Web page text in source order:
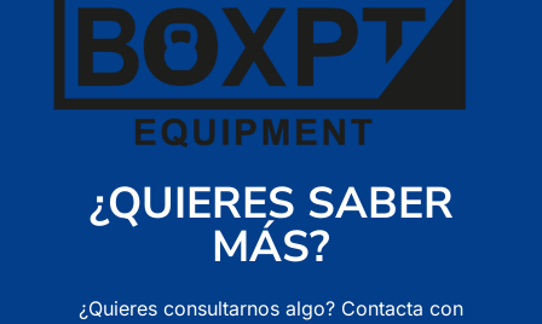
¿QUIERES SABER
MÁS?
¿Quieres consultarnos algo? Contacta con